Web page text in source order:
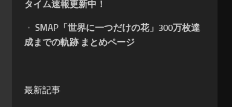
タイム速報更新中！
・ SMAP「世界に一つだけの花」300万枚達
成までの軌跡 まとめページ
最新記事